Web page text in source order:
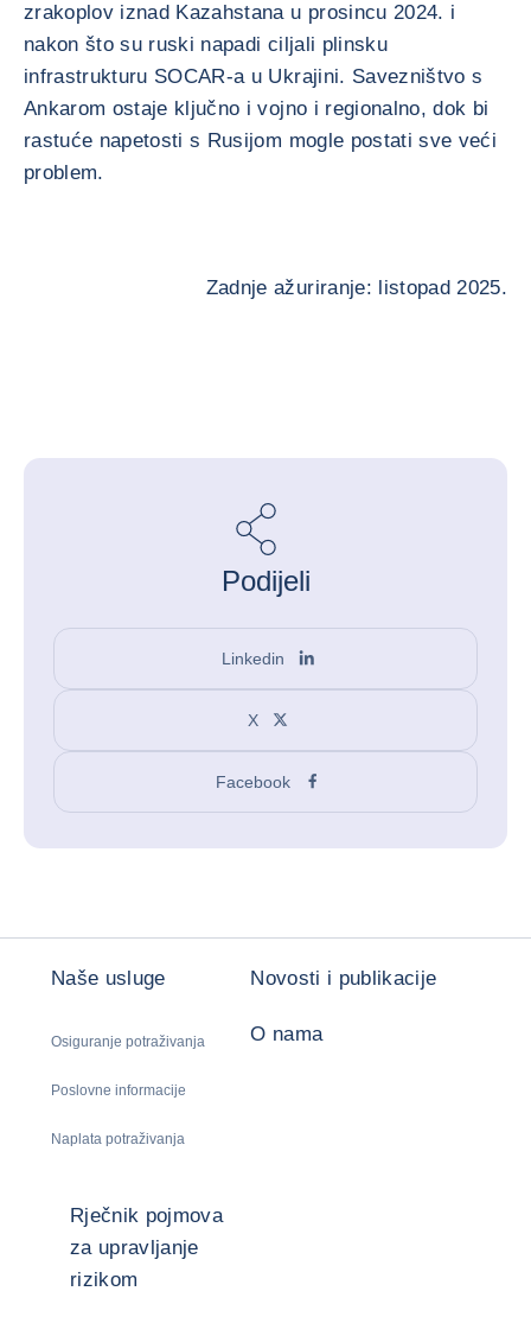
zrakoplov iznad Kazahstana u prosincu 2024. i
nakon što su ruski napadi ciljali plinsku
infrastrukturu SOCAR-a u Ukrajini. Savezništvo s
Ankarom ostaje ključno i vojno i regionalno, dok bi
rastuće napetosti s Rusijom mogle postati sve veći
problem.
Zadnje ažuriranje: listopad 2025.
Podijeli
Linkedin
X
Facebook
Naše usluge
Osiguranje potraživanja
Poslovne informacije
Naplata potraživanja
Novosti i publikacije
O nama
Rječnik pojmova
za upravljanje
rizikom